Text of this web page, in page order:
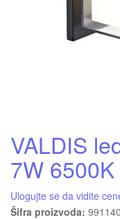
VALDIS
7W
Ulogujte se da vidite
Šifra proizvoda: